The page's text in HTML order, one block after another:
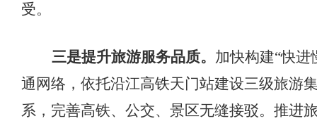
受。
三是提升旅游服务品质。 加快构建“快进
通网络，依托沿江高铁天门站建设三级旅游
系，完善高铁、公交、景区无缝接驳。推进